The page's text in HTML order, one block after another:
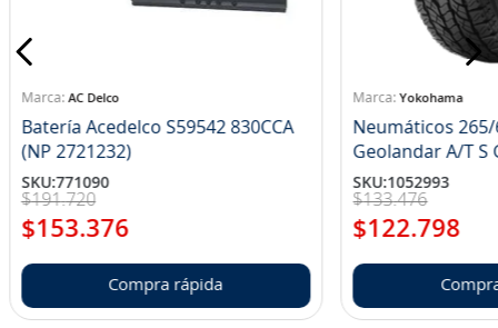
AC Delco
Batería Acedelco S59542 830CCA
(NP 2721232)
SKU:771090
$191.720
$153.376
Compra rápida
Yokohama
Neumáticos 265/
SKU:1052993
$133.476
$122.798